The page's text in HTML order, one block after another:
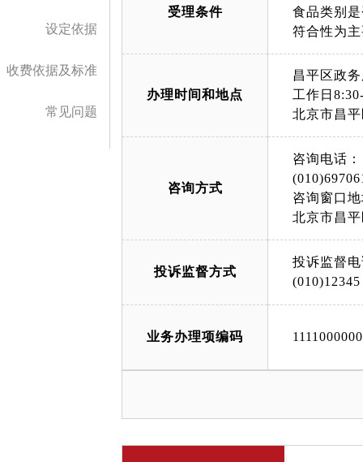
设定依据
收费依据及标准
常见问题
受理条件
食品类别
符合性为
办理时间和地点
昌平区政
工作日
北京市昌
咨询方式
咨询电话：
咨询窗口
北京市昌
投诉监督方式
投诉监督
(010)12345
业务办理项编码